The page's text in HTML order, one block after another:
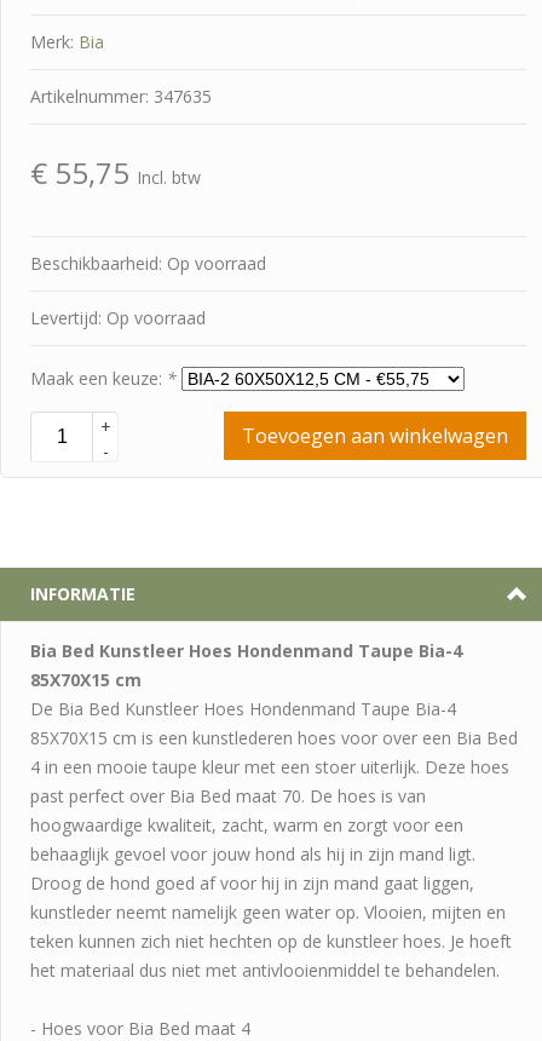
Merk: Bia
Artikelnummer: 347635
€ 55,75 Incl. btw
Beschikbaarheid: Op voorraad
Levertijd: Op voorraad
Maak een keuze: *
+
-
Toevoegen aan winkelwagen
INFORMATIE
Bia Bed Kunstleer Hoes Hondenmand Taupe Bia-4
85X70X15 cm
De Bia Bed Kunstleer Hoes Hondenmand Taupe Bia-4
85X70X15 cm is een kunstlederen hoes voor over een Bia Bed
4 in een mooie taupe kleur met een stoer uiterlijk. Deze hoes
past perfect over Bia Bed maat 70. De hoes is van
hoogwaardige kwaliteit, zacht, warm en zorgt voor een
behaaglijk gevoel voor jouw hond als hij in zijn mand ligt.
Droog de hond goed af voor hij in zijn mand gaat liggen,
kunstleder neemt namelijk geen water op. Vlooien, mijten en
teken kunnen zich niet hechten op de kunstleer hoes. Je hoeft
het materiaal dus niet met antivlooienmiddel te behandelen.
- Hoes voor Bia Bed maat 4